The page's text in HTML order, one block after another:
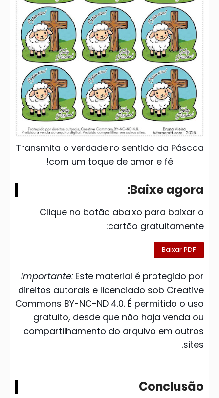
Transmita o verdadeiro sentido da Páscoa
com um toque de amor e fé!
Baixe agora:
Clique no botão abaixo para baixar o
cartão gratuitamente:
Baixar PDF
Importante:Este material é protegido por
direitos autorais e licenciado sob Creative
Commons BY-NC-ND 4.0. É permitido o uso
gratuito, desde que não haja venda ou
compartilhamento do arquivo em outros
sites.
Conclusão